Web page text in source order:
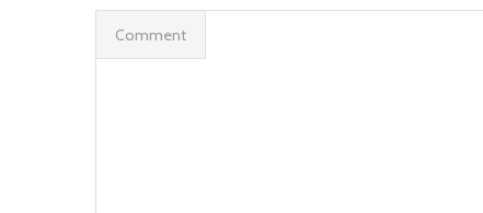
Comment